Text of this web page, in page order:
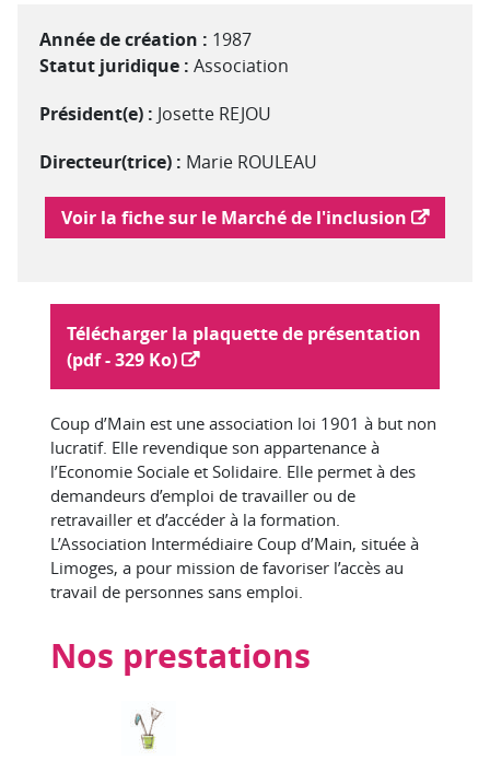
Année de création : 1987
Statut juridique : Association
Président(e) : Josette REJOU
Directeur(trice) : Marie ROULEAU
Lien vers le marché de l'inclusion
Voir la fiche sur le Marché de l'inclusion
Télécharger la plaquette de présentation
(pdf - 329 Ko)
Coup d’Main est une association loi 1901 à but non
lucratif. Elle revendique son appartenance à
l’Economie Sociale et Solidaire. Elle permet à des
demandeurs d’emploi de travailler ou de
retravailler et d’accéder à la formation.
L’Association Intermédiaire Coup d’Main, située à
Limoges, a pour mission de favoriser l’accès au
travail de personnes sans emploi.
Nos prestations